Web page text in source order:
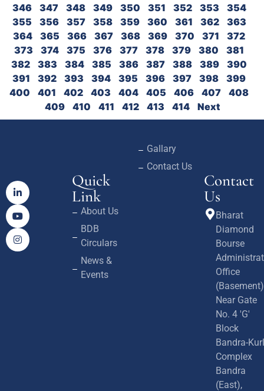
346
347 348 349 350 351 352 353
354
355
356 357 358 359 360 361 362
363
364
365 366 367 368 369 370 371
372
373
374 375 376 377 378 379 380
381
382
383 384 385 386 387 388 389
390
391
392 393 394 395 396 397 398
399
400
401 402 403 404 405 406 407
408
409
410 411 412 413 414 Next
Quick
Link
About Us
BDB
Circulars
News &
Events
Gallary
Contact Us
Contact
Us
Bharat
Diamond
Bourse
Office
(Basement)
Near Gate
No. 4 'G'
Block
Bandra-
Complex
Bandra
(East),